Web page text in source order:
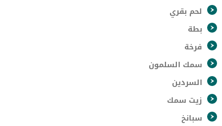
لحم بقري
بطة
فرخة
سمك السلمون
السردين
زيت سمك
سبانخ